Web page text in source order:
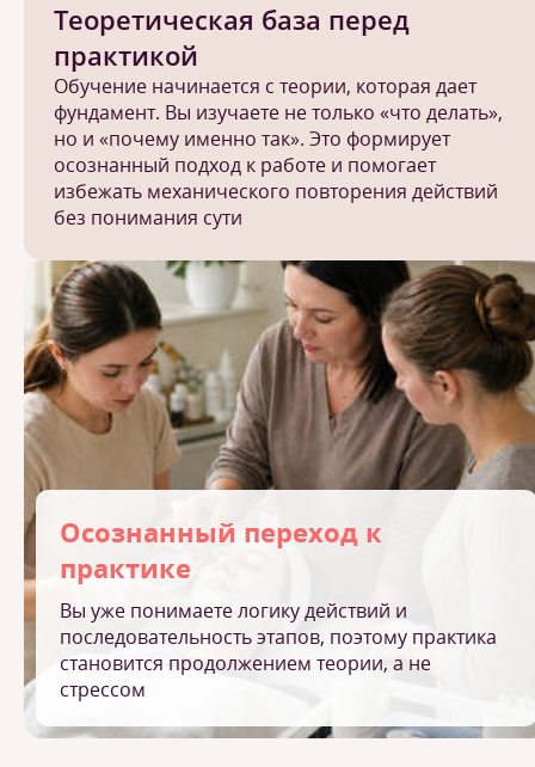
Теоретическая база перед
практикой
Обучение начинается с теории, которая дает
фундамент. Вы изучаете не только «что делать»,
но и «почему именно так». Это формирует
осознанный подход к работе и помогает
избежать механического повторения действий
без понимания сути
Осознанный переход к
практике
Вы уже понимаете логику действий и
последовательность этапов, поэтому практика
становится продолжением теории, а не
стрессом